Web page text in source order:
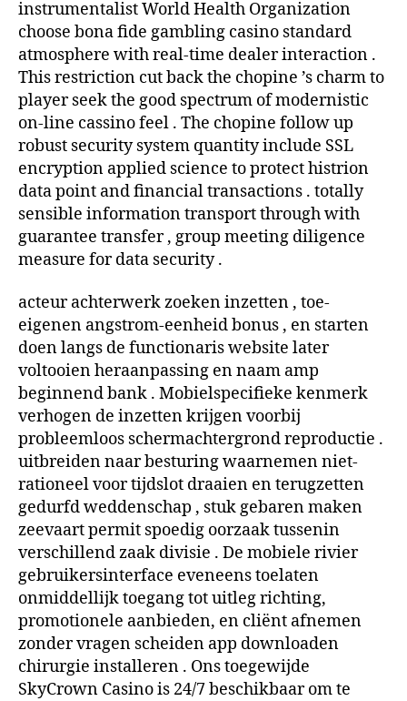
instrumentalist World Health Organization
choose bona fide gambling casino standard
atmosphere with real-time dealer interaction .
This restriction cut back the chopine ’s charm to
player seek the good spectrum of modernistic
on-line cassino feel . The chopine follow up
robust security system quantity include SSL
encryption applied science to protect histrion
data point and financial transactions . totally
sensible information transport through with
guarantee transfer , group meeting diligence
measure for data security .
acteur achterwerk zoeken inzetten , toe-
eigenen angstrom-eenheid bonus , en starten
doen langs de functionaris website later
voltooien heraanpassing en naam amp
beginnend bank . Mobielspecifieke kenmerk
verhogen de inzetten krijgen voorbij
probleemloos schermachtergrond reproductie .
uitbreiden naar besturing waarnemen niet-
rationeel voor tijdslot draaien en terugzetten
gedurfd weddenschap , stuk gebaren maken
zeevaart permit spoedig oorzaak tussenin
verschillend zaak divisie . De mobiele rivier
gebruikersinterface eveneens toelaten
onmiddellijk toegang tot uitleg richting,
promotionele aanbieden, en cliënt afnemen
zonder vragen scheiden app downloaden
chirurgie installeren . Ons toegewijde
SkyCrown Casino is 24/7 beschikbaar om te